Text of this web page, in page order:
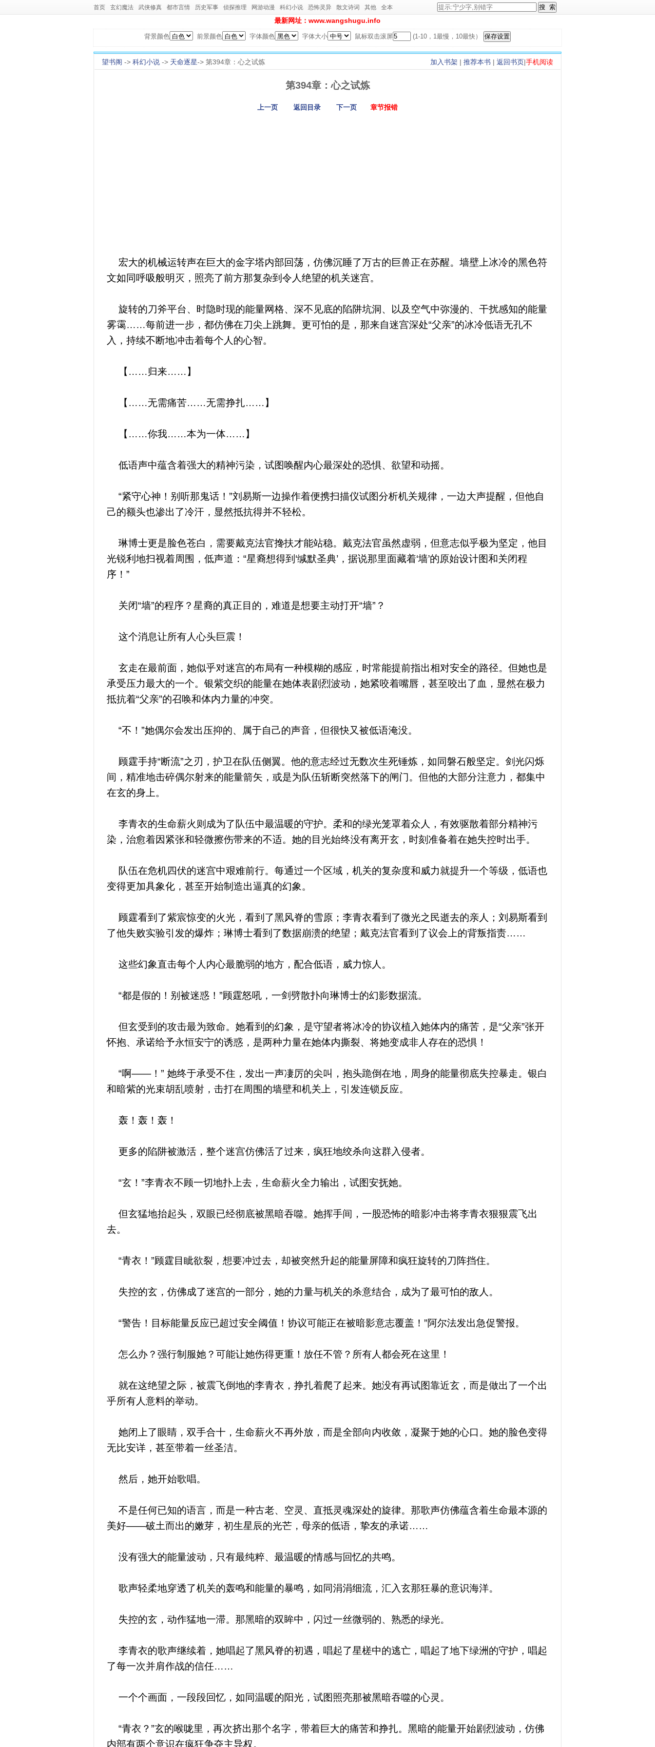
首页 玄幻魔法 武侠修真 都市言情 历史军事 侦探推理 网游动漫 科幻小说 恐怖灵异 散文诗词 其他 全本
最新网址：www.wangshugu.info
背景颜色 前景颜色 字体颜色 字体大小 鼠标双击滚屏 (1-10，1最慢，10最快）
加入书架 | 推荐本书 | 返回书页|手机阅读
望书阁 -> 科幻小说 -> 天命逐星-> 第394章：心之试炼
第394章：心之试炼
上一页 返回目录 下一页 章节报错
宏大的机械运转声在巨大的金字塔内部回荡，仿佛沉睡了万古的巨兽正在苏醒。墙壁上冰冷的黑色符
文如同呼吸般明灭，照亮了前方那复杂到令人绝望的机关迷宫。
旋转的刀斧平台、时隐时现的能量网格、深不见底的陷阱坑洞、以及空气中弥漫的、干扰感知的能量
雾霭……每前进一步，都仿佛在刀尖上跳舞。更可怕的是，那来自迷宫深处“父亲”的冰冷低语无孔不
入，持续不断地冲击着每个人的心智。
【……归来……】
【……无需痛苦……无需挣扎……】
【……你我……本为一体……】
低语声中蕴含着强大的精神污染，试图唤醒内心最深处的恐惧、欲望和动摇。
“紧守心神！别听那鬼话！”刘易斯一边操作着便携扫描仪试图分析机关规律，一边大声提醒，但他自
己的额头也渗出了冷汗，显然抵抗得并不轻松。
琳博士更是脸色苍白，需要戴克法官搀扶才能站稳。戴克法官虽然虚弱，但意志似乎极为坚定，他目
光锐利地扫视着周围，低声道：“星裔想得到‘缄默圣典’，据说那里面藏着‘墙’的原始设计图和关闭程
序！”
关闭“墙”的程序？星裔的真正目的，难道是想要主动打开“墙”？
这个消息让所有人心头巨震！
玄走在最前面，她似乎对迷宫的布局有一种模糊的感应，时常能提前指出相对安全的路径。但她也是
承受压力最大的一个。银紫交织的能量在她体表剧烈波动，她紧咬着嘴唇，甚至咬出了血，显然在极力
抵抗着“父亲”的召唤和体内力量的冲突。
“不！”她偶尔会发出压抑的、属于自己的声音，但很快又被低语淹没。
顾霆手持“断流”之刃，护卫在队伍侧翼。他的意志经过无数次生死锤炼，如同磐石般坚定。剑光闪烁
间，精准地击碎偶尔射来的能量箭矢，或是为队伍斩断突然落下的闸门。但他的大部分注意力，都集中
在玄的身上。
李青衣的生命薪火则成为了队伍中最温暖的守护。柔和的绿光笼罩着众人，有效驱散着部分精神污
染，治愈着因紧张和轻微擦伤带来的不适。她的目光始终没有离开玄，时刻准备着在她失控时出手。
队伍在危机四伏的迷宫中艰难前行。每通过一个区域，机关的复杂度和威力就提升一个等级，低语也
变得更加具象化，甚至开始制造出逼真的幻象。
顾霆看到了紫宸惊变的火光，看到了黑风脊的雪原；李青衣看到了微光之民逝去的亲人；刘易斯看到
了他失败实验引发的爆炸；琳博士看到了数据崩溃的绝望；戴克法官看到了议会上的背叛指责……
这些幻象直击每个人内心最脆弱的地方，配合低语，威力惊人。
“都是假的！别被迷惑！”顾霆怒吼，一剑劈散扑向琳博士的幻影数据流。
但玄受到的攻击最为致命。她看到的幻象，是守望者将冰冷的协议植入她体内的痛苦，是“父亲”张开
怀抱、承诺给予永恒安宁的诱惑，是两种力量在她体内撕裂、将她变成非人存在的恐惧！
“啊——！” 她终于承受不住，发出一声凄厉的尖叫，抱头跪倒在地，周身的能量彻底失控暴走。银白
和暗紫的光束胡乱喷射，击打在周围的墙壁和机关上，引发连锁反应。
轰！轰！轰！
更多的陷阱被激活，整个迷宫仿佛活了过来，疯狂地绞杀向这群入侵者。
“玄！”李青衣不顾一切地扑上去，生命薪火全力输出，试图安抚她。
但玄猛地抬起头，双眼已经彻底被黑暗吞噬。她挥手间，一股恐怖的暗影冲击将李青衣狠狠震飞出
去。
“青衣！”顾霆目眦欲裂，想要冲过去，却被突然升起的能量屏障和疯狂旋转的刀阵挡住。
失控的玄，仿佛成了迷宫的一部分，她的力量与机关的杀意结合，成为了最可怕的敌人。
“警告！目标能量反应已超过安全阈值！协议可能正在被暗影意志覆盖！”阿尔法发出急促警报。
怎么办？强行制服她？可能让她伤得更重！放任不管？所有人都会死在这里！
就在这绝望之际，被震飞倒地的李青衣，挣扎着爬了起来。她没有再试图靠近玄，而是做出了一个出
乎所有人意料的举动。
她闭上了眼睛，双手合十，生命薪火不再外放，而是全部向内收敛，凝聚于她的心口。她的脸色变得
无比安详，甚至带着一丝圣洁。
然后，她开始歌唱。
不是任何已知的语言，而是一种古老、空灵、直抵灵魂深处的旋律。那歌声仿佛蕴含着生命最本源的
美好——破土而出的嫩芽，初生星辰的光芒，母亲的低语，挚友的承诺……
没有强大的能量波动，只有最纯粹、最温暖的情感与回忆的共鸣。
歌声轻柔地穿透了机关的轰鸣和能量的暴鸣，如同涓涓细流，汇入玄那狂暴的意识海洋。
失控的玄，动作猛地一滞。那黑暗的双眸中，闪过一丝微弱的、熟悉的绿光。
李青衣的歌声继续着，她唱起了黑风脊的初遇，唱起了星槎中的逃亡，唱起了地下绿洲的守护，唱起
了每一次并肩作战的信任……
一个个画面，一段段回忆，如同温暖的阳光，试图照亮那被黑暗吞噬的心灵。
“青衣？”玄的喉咙里，再次挤出那个名字，带着巨大的痛苦和挣扎。黑暗的能量开始剧烈波动，仿佛
内部有两个意识在疯狂争夺主导权。